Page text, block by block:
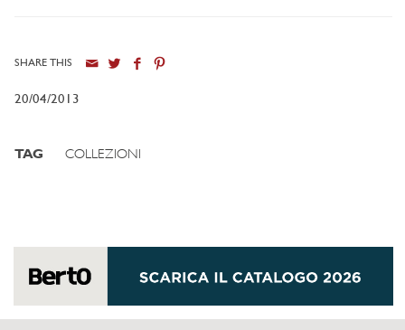
SHARE THIS
20/04/2013
TAG COLLEZIONI